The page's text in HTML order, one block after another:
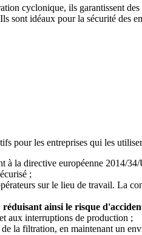
cyclonique, ils garantissent
sont idéaux pour la sécurité des
pour les entreprises qui les
la directive européenne 2014/
;
sur le lieu de travail. La
réduisant ainsi le risque
aux interruptions de production ;
la filtration, en maintenant un